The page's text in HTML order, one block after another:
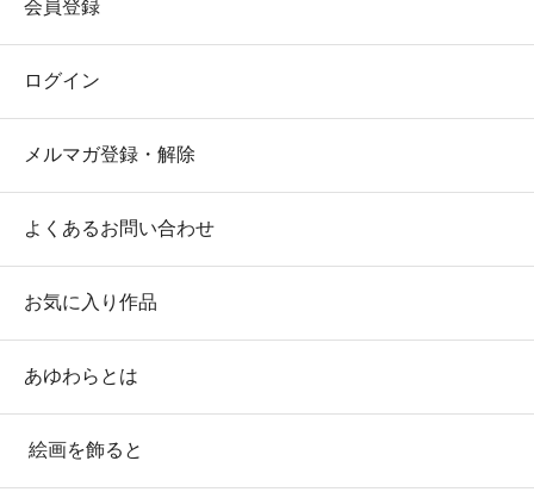
会員登録
ログイン
メルマガ登録・解除
よくあるお問い合わせ
お気に入り作品
あゆわらとは
絵画を飾ると